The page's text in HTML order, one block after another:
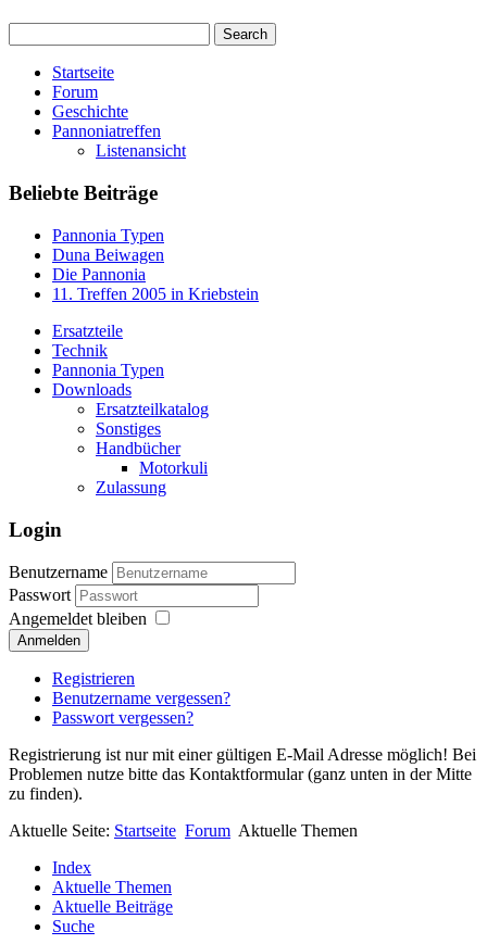
Startseite
Forum
Geschichte
Pannoniatreffen
Listenansicht
Beliebte Beiträge
Pannonia Typen
Duna Beiwagen
Die Pannonia
11. Treffen 2005 in Kriebstein
Ersatzteile
Technik
Pannonia Typen
Downloads
Ersatzteilkatalog
Sonstiges
Handbücher
Motorkuli
Zulassung
Login
Benutzername
Passwort
Angemeldet bleiben
Anmelden
Registrieren
Benutzername vergessen?
Passwort vergessen?
Registrierung ist nur mit einer gültigen E-Mail Adresse möglich! Bei
Problemen nutze bitte das Kontaktformular (ganz unten in der Mitte
zu finden).
Aktuelle Seite: Startseite Forum Aktuelle Themen
Index
Aktuelle Themen
Aktuelle Beiträge
Suche